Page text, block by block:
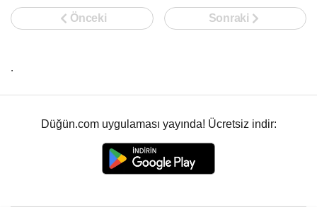
Önceki Sonraki
.
Düğün.com uygulaması yayında! Ücretsiz indir: